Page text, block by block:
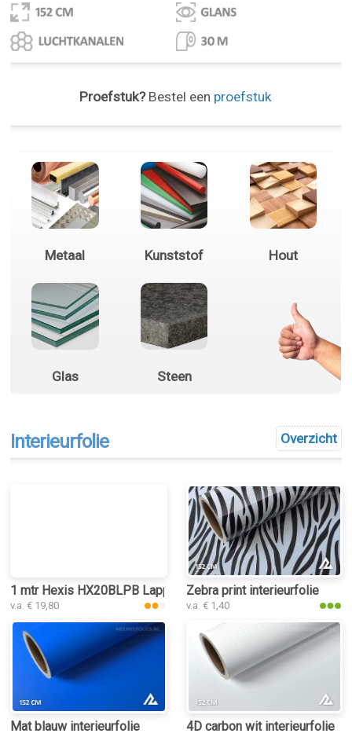
Proefstuk?Bestel een proefstuk
Metaal Kunststof Hout
Glas Steen
Overzicht
Interieurfolie
1 mtr Hexis HX20BLPB Lapp Sparkle White Gloss
v.a. € 19,80
Zebra print interieurfolie
v.a. € 1,40
Mat blauw interieurfolie 4D carbon wit interieurfolie